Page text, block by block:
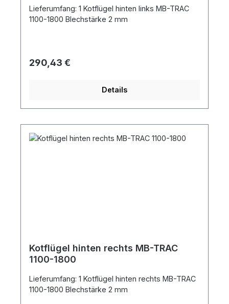
Lieferumfang: 1 Kotflügel hinten links MB-TRAC
1100-1800 Blechstärke 2 mm
Regulärer Preis:
290,43 €
Details
Kotflügel hinten rechts MB-TRAC
1100-1800
Lieferumfang: 1 Kotflügel hinten rechts MB-TRAC
1100-1800 Blechstärke 2 mm